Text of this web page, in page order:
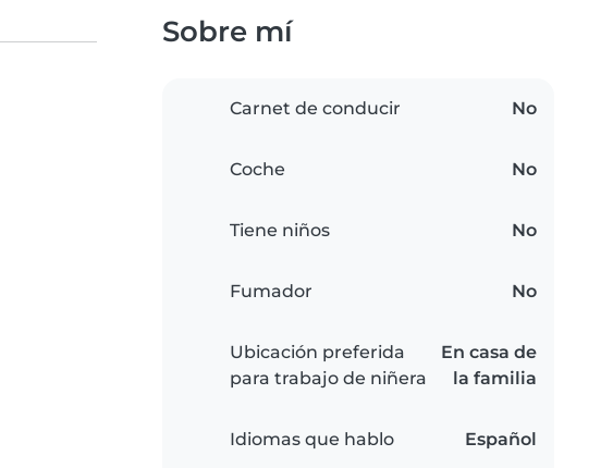
Sobre mí
Carnet de conducir No
Coche No
Tiene niños No
Fumador No
Ubicación preferida
para trabajo de niñera
En casa de
la familia
Idiomas que hablo Español